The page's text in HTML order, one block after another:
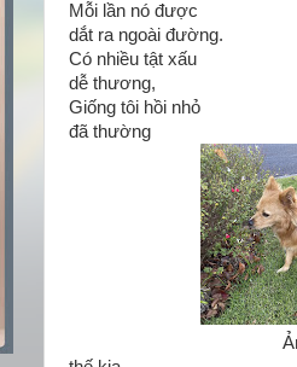
Mỗi lần nó được
dắt ra ngoài đường.
Có nhiều tật xấu
dễ thương,
Giống tôi hồi nhỏ
đã thường